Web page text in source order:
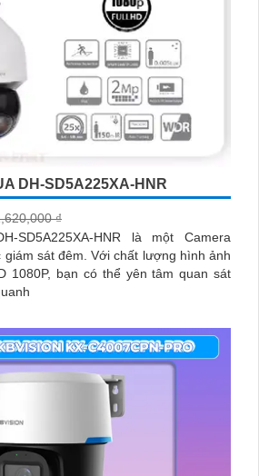
DH-SD5A225XA-HNR
₫
SD5A225XA-HNR là một Camera
chất lượng hình ảnh
1080P, bạn có thể yên tâm quan sát